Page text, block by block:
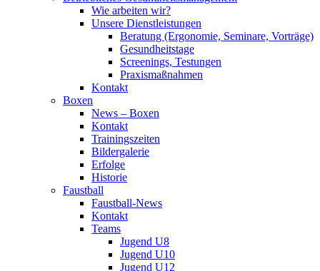
Wie arbeiten wir?
Unsere Dienstleistungen
Beratung (Ergonomie, Seminare, Vorträge)
Gesundheitstage
Screenings, Testungen
Praxismaßnahmen
Kontakt
Boxen
News – Boxen
Kontakt
Trainingszeiten
Bildergalerie
Erfolge
Historie
Faustball
Faustball-News
Kontakt
Teams
Jugend U8
Jugend U10
Jugend U12